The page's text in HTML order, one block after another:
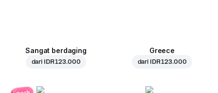
Sangat berdaging
dari IDR 123.000
Greece
dari IDR 123.000